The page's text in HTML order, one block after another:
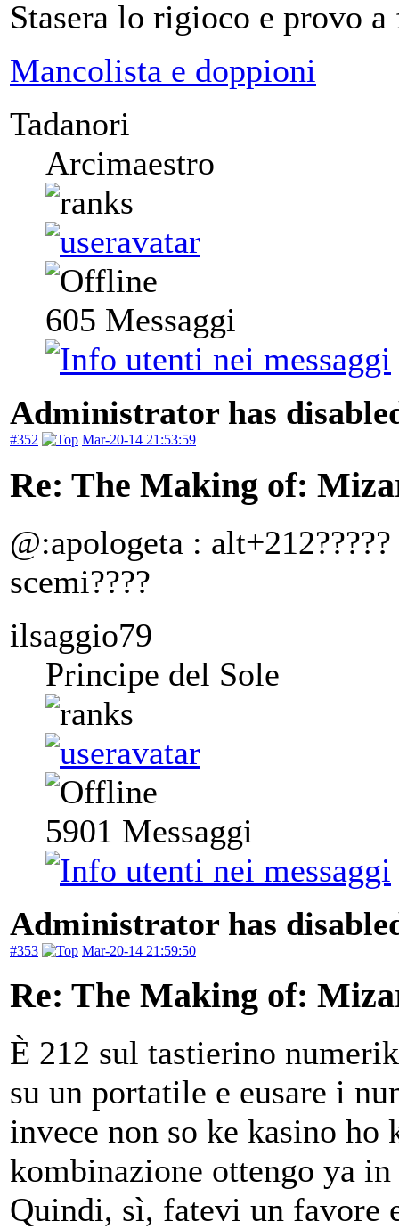
Stasera lo rigioco e provo
Mancolista e doppioni
Tadanori
Arcimaestro
605 Messaggi
Administrator has
#352 Mar-20-14 21:53:59
Re: The Making of:
@:apologeta :
scemi????
ilsaggio79
Principe del Sole
5901 Messaggi
Administrator has
#353 Mar-20-14 21:59:50
Re: The Making of:
È 212 sul tastierino
su un portatile e eusare i
invece non so ke kasino ho
kombinazione ottengo ya
Quindi, sì, fatevi un favore